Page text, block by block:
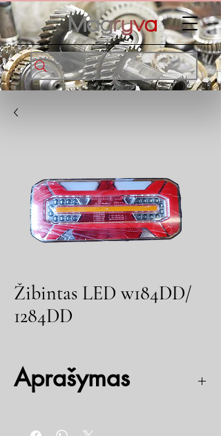
Žibintas LED w184DD/
1284DD
Aprašymas
IP 66/68